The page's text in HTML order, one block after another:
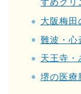
すめクリ
大阪梅田
難波・心
天王寺・
堺の医療